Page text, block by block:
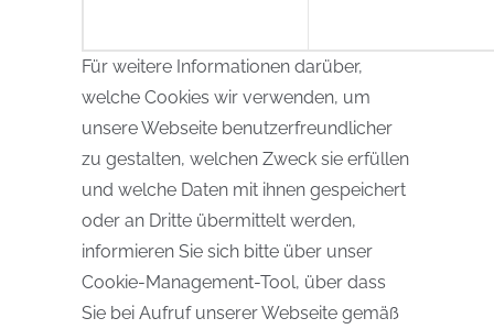
Für weitere Informationen darüber,
welche Cookies wir verwenden, um
unsere Webseite benutzerfreundlicher
zu gestalten, welchen Zweck sie erfüllen
und welche Daten mit ihnen gespeichert
oder an Dritte übermittelt werden,
informieren Sie sich bitte über unser
Cookie-Management-Tool, über dass
Sie bei Aufruf unserer Webseite gemäß